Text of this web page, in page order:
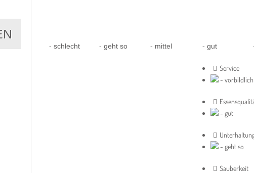
- schlecht - geht so - mittel - gut
Service
- vorbildlich
- gut
- geht so
Sauberkeit